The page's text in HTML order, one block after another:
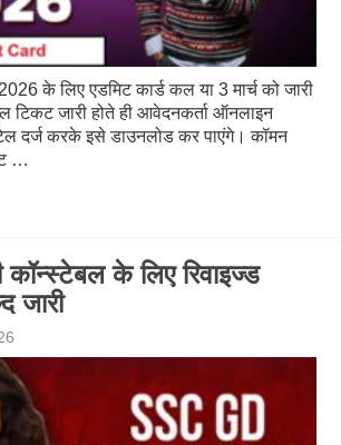
के लिए एडमिट कार्ड कल या 3 मार्च को जारी
टिकट जारी होते ही आवेदनकर्ता ऑनलाइन
दर्ज करके इसे डाउनलोड कर पाएंगे। कॉमन
…
के लिए रिवाइज्ड
जारी